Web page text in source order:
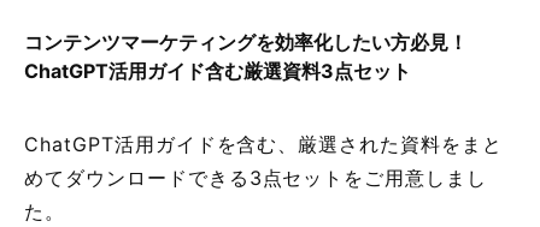
コンテンツマーケティングを効率化したい方必見！
ChatGPT活用ガイド含む厳選資料3点セット
ChatGPT活用ガイドを含む、厳選された資料をまと
めてダウンロードできる3点セットをご用意しまし
た。